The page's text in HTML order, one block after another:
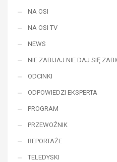
NA OSI
NA OSI TV
NEWS
NIE ZABIJAJ NIE DAJ SIĘ
ODCINKI
ODPOWIEDZI EKSPERTA
PROGRAM
PRZEWOŹNIK
REPORTAŻE
TELEDYSKI